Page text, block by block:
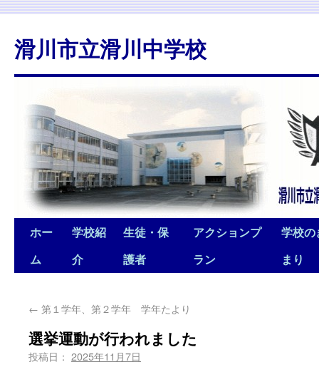
滑川市立滑川中学校
ホー
ム
学校紹
介
生徒・保
護者
アクションプ
ラン
学校の
まり
← 第１学年、第２学年 学年たより
選挙運動が行われました
投稿日： 2025年11月7日